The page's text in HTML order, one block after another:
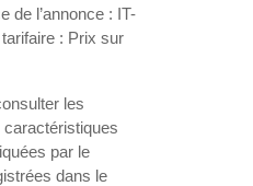
de l’annonce : IT-
: Prix sur
les
caractéristiques
par le
dans le